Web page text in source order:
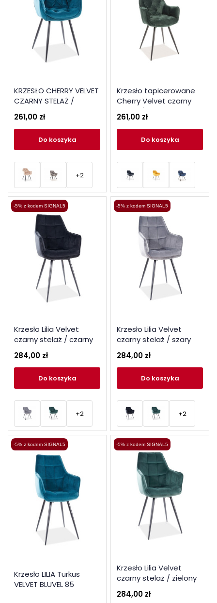
KRZESŁO CHERRY VELVET
CZARNY STELAŻ /
TURKUS BLUVEL 85
261,00 zł
do koszyka
+2
Krzesło tapicerowane
Cherry Velvet czarny
stelaż / zielony Bluvel
78
261,00 zł
do koszyka
-5% z kodem SIGNAL5
Krzesło Lilia Velvet
czarny stelaż / czarny
bluvel 19
284,00 zł
do koszyka
+2
-5% z kodem SIGNAL5
Krzesło Lilia Velvet
czarny stelaż / szary
bluvel 14
284,00 zł
do koszyka
+2
-5% z kodem SIGNAL5
Krzesło LILIA Turkus
VELVET BLUVEL 85
-5% z kodem SIGNAL5
Krzesło Lilia Velvet
czarny stelaż / zielony
bluvel 78
284,00 zł